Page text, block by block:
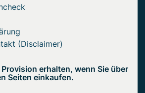
(Disclaimer)
erhalten, wenn Sie über
Seiten einkaufen.